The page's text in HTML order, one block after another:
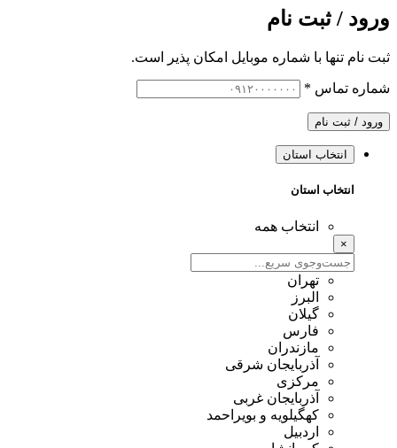
ورود / ثبت نام
ثبت نام تنها با شماره موبایل امکان پذیر است.
شماره تماس *
ورود / ثبت نام
انتخاب استان
انتخاب استان
انتخاب همه
×
تهران
البرز
گیلان
فارس
مازندران
آذربایجان شرقی
مرکزی
آذربایجان غربی
کهگیلویه و بویراحمد
اردبیل